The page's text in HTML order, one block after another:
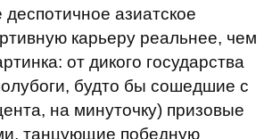
азиатское
карьеру реальнее, чем
от дикого государства
будто бы сошедшие с
на минуточку) призовые
танцующие победную